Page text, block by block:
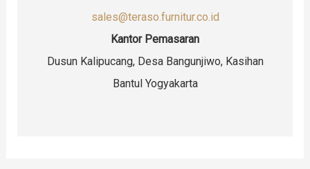
sales@teraso.furnitur.co.id
Kantor Pemasaran
Dusun Kalipucang, Desa Bangunjiwo, Kasihan
Bantul Yogyakarta